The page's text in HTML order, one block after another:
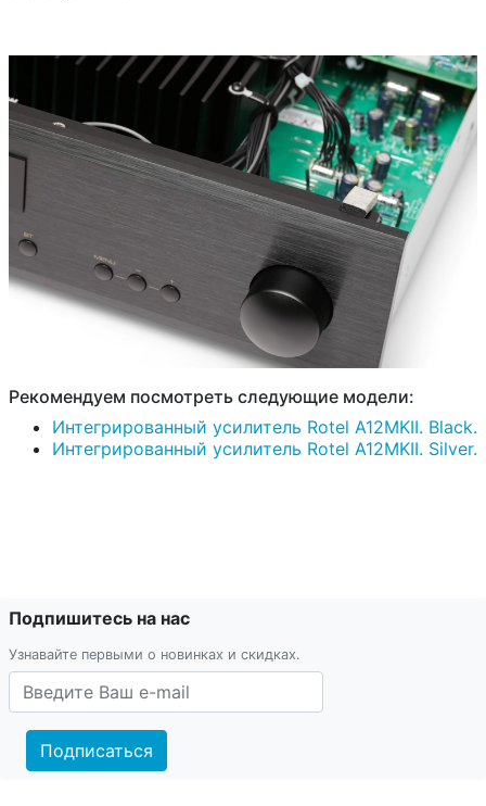
Рекомендуем посмотреть следующие модели:
Интегрированный усилитель Rotel A12MKII. Black.
Интегрированный усилитель Rotel A12MKII. Silver.
Подпишитесь на нас
Узнавайте первыми о новинках и скидках.
Подписаться